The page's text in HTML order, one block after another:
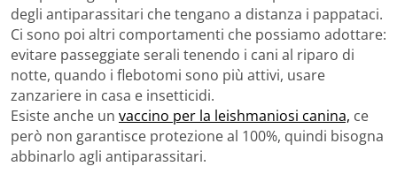
degli antiparassitari che tengano a distanza i pappataci.
Ci sono poi altri comportamenti che possiamo adottare:
evitare passeggiate serali tenendo i cani al riparo di
notte, quando i flebotomi sono più attivi, usare
zanzariere in casa e insetticidi.
Esiste anche un vaccino per la leishmaniosi canina, ce
però non garantisce protezione al 100%, quindi bisogna
abbinarlo agli antiparassitari.